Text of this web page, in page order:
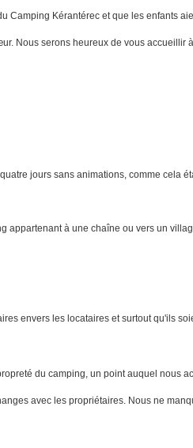
Camping Kérantérec et que les enfants
Nous serons heureux de vous
jours sans animations, comme cela
à une chaîne ou vers un
envers les locataires et surtout qu'ils
du camping, un point auquel nous
avec les propriétaires. Nous ne